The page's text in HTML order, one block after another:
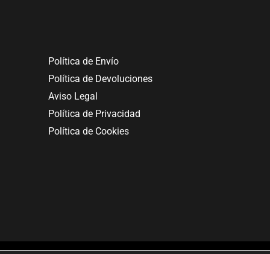
Política de Envío
Política de Devoluciones
Aviso Legal
Política de Privacidad
Política de Cookies